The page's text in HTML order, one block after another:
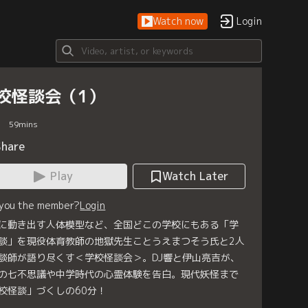
Watch now Login
怪談会（1）
59mins
Play
Watch Later
the member?Login
動き出す人体模型など、全国どこの学校にもある「学
」を現役体育教師の地獄先生ことうえまつそう氏と2人
師が語り尽くす＜学校怪談会＞。DJ響と伊山亮吉が、
七不思議や中学時代の心霊体験を告白。現代妖怪まで
怪談」づくしの60分！